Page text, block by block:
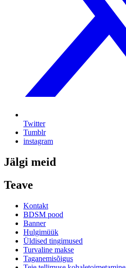
Twitter
Tumblr
instagram
Jälgi meid
Teave
Kontakt
BDSM pood
Banner
Hulgimüük
Üldised tingimused
Turvaline makse
Taganemisõigus